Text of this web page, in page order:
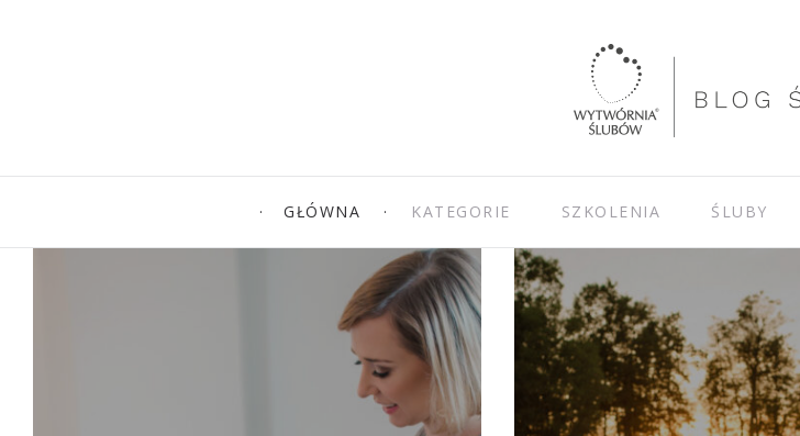
GŁÓWNA KATEGORIE SZKOLENIA ŚLUBY